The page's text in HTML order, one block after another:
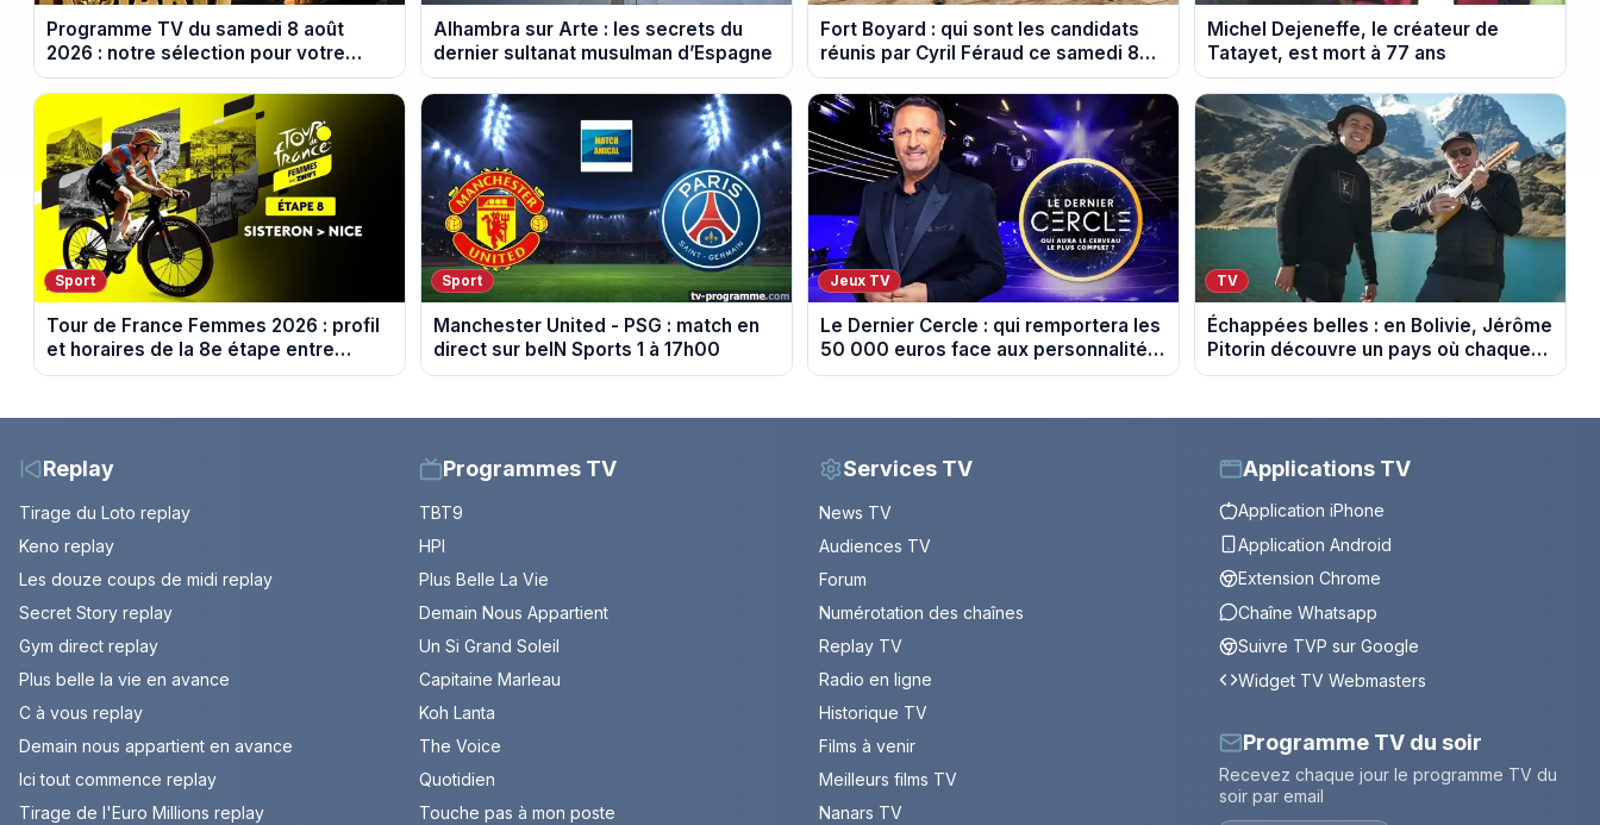
Programme TV du samedi 8 août
2026 : notre sélection pour votre
soirée télé
Alhambra sur Arte : les secrets du
dernier sultanat musulman d’Espagne
Fort Boyard : qui sont les candidats
réunis par Cyril Féraud ce samedi 8
août 2026 ?
Michel Dejeneffe, le créateur de
Tatayet, est mort à 77 ans
Sport
Tour de France Femmes 2026 : profil
et horaires de la 8e étape entre
Sisteron et Nice
Sport
Manchester United - PSG : match en
direct sur beIN Sports 1 à 17h00
Jeux TV
Le Dernier Cercle : qui remportera les
50 000 euros face aux personnalités
?
TV
Échappées belles : en Bolivie, Jérôme
Pitorin découvre un pays où chaque
sommet se mérite
Replay
Tirage du Loto replay
Keno replay
Les douze coups de midi replay
Secret Story replay
Gym direct replay
Plus belle la vie en avance
C à vous replay
Demain nous appartient en avance
Ici tout commence replay
Tirage de l'Euro Millions replay
Programmes TV
TBT9
HPI
Plus Belle La Vie
Demain Nous Appartient
Un Si Grand Soleil
Capitaine Marleau
Koh Lanta
The Voice
Quotidien
Touche pas à mon poste
Services TV
News TV
Audiences TV
Forum
Numérotation des chaînes
Replay TV
Radio en ligne
Historique TV
Films à venir
Meilleurs films TV
Nanars TV
Applications TV
Application iPhone
Application Android
Extension Chrome
Chaîne Whatsapp
Suivre TVP sur Google
Widget TV Webmasters
Programme TV du soir
Recevez chaque jour le programme TV du
soir par email